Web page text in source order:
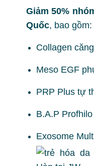
Giảm 50%
Quốc, bao gồm:
Collagen
Meso EGF
PRP Plus tự
B.A.P Profhilo
Exosome